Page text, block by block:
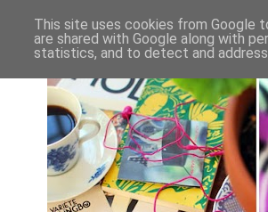
This site uses cookies from Google
are shared with Google along with
statistics, and to detect and address